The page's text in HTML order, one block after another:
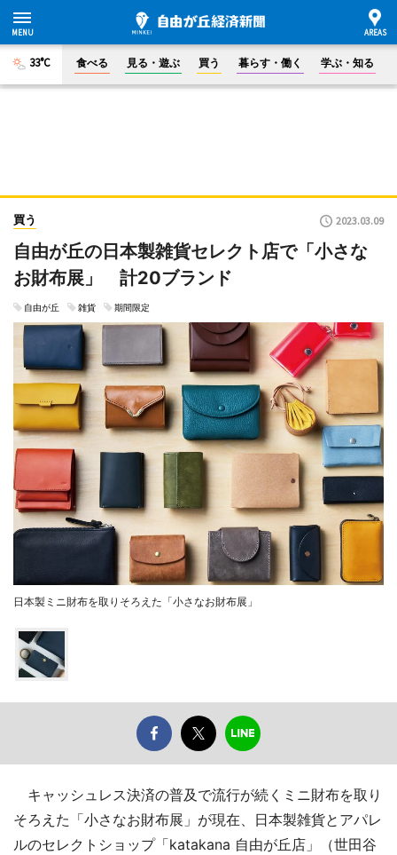
33°C 食べる 見る・遊ぶ 買う 暮らす・働く 学ぶ・知る
買う 2023.03.09
自由が丘の日本製雑貨セレクト店で「小さな
お財布展」 計20ブランド
自由が丘 雑貨 期間限定
日本製ミニ財布を取りそろえた「小さなお財布展」
キャッシュレス決済の普及で流行が続くミニ財布を取り
そろえた「小さなお財布展」が現在、日本製雑貨とアパレ
ルのセレクトショップ「katakana 自由が丘店」（世田谷